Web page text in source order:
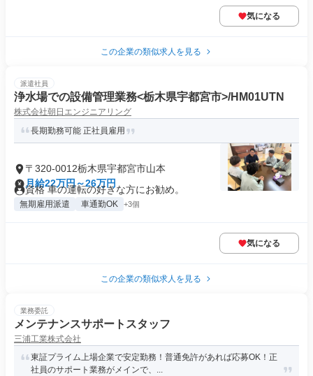
気になる
この企業の類似求人を見る
派遣社員
浄水場での設備管理業務<栃木県宇都宮市>/HM01UTN
株式会社朝日エンジニアリング
長期勤務可能 正社員雇用
〒320-0012栃木県宇都宮市山本
月給22万円～26万円
資格 車の運転の好きな方にお勧め。
無期雇用派遣 車通勤OK +3個
気になる
この企業の類似求人を見る
業務委託
メンテナンスサポートスタッフ
三浦工業株式会社
東証プライム上場企業で安定勤務！普通免許があれば応募OK！正
社員のサポート業務がメインで、...